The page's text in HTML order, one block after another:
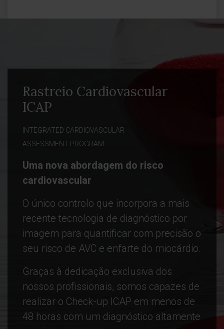
Rastreio Cardiovascular
ICAP
INTEGRATED CARDIOVASCULAR
ASSESSMENT PROGRAM
Uma nova abordagem do risco
cardiovascular
O único controlo que incorpora a mais
recente tecnologia de diagnóstico por
imagem para quantificar com precisão o
seu risco de AVC e enfarte do miocárdio.
Graças à dedicação exclusiva dos
nossos profissionais, somos capazes de
realizar o Check-up ICAP em menos de
48 horas com um diagnóstico altamente